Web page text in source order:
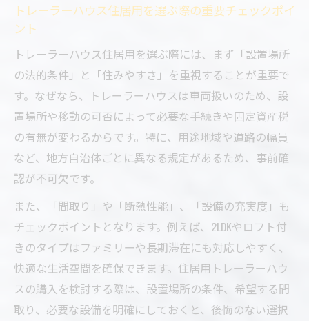
トレーラーハウス住居用を選ぶ際の重要チェックポイ
ント
トレーラーハウス住居用を選ぶ際には、まず「設置場所
の法的条件」と「住みやすさ」を重視することが重要で
す。なぜなら、トレーラーハウスは車両扱いのため、設
置場所や移動の可否によって必要な手続きや固定資産税
の有無が変わるからです。特に、用途地域や道路の幅員
など、地方自治体ごとに異なる規定があるため、事前確
認が不可欠です。
また、「間取り」や「断熱性能」、「設備の充実度」も
チェックポイントとなります。例えば、2LDKやロフト付
きのタイプはファミリーや長期滞在にも対応しやすく、
快適な生活空間を確保できます。住居用トレーラーハウ
スの購入を検討する際は、設置場所の条件、希望する間
取り、必要な設備を明確にしておくと、後悔のない選択